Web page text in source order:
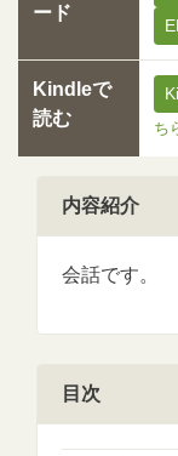
ード
Kindleで
読む
ち
内容紹介
会話です。
目次